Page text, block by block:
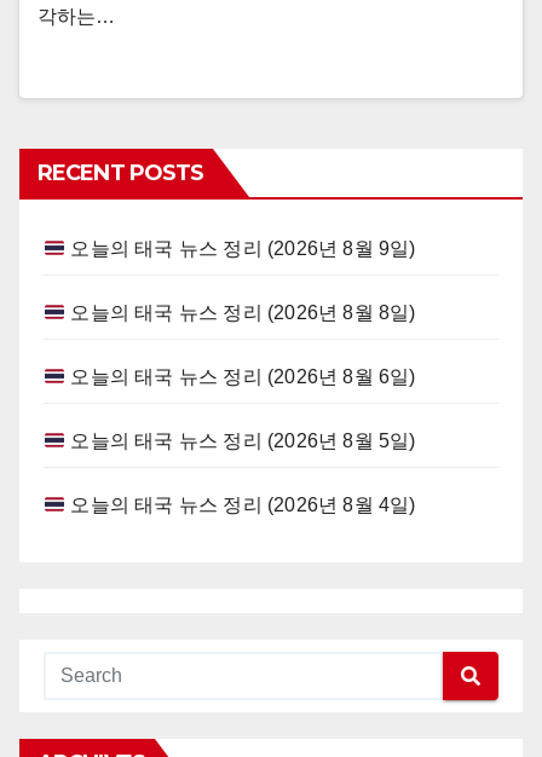
각하는…
RECENT POSTS
오늘의 태국 뉴스 정리 (2026년 8월 9일)
오늘의 태국 뉴스 정리 (2026년 8월 8일)
오늘의 태국 뉴스 정리 (2026년 8월 6일)
오늘의 태국 뉴스 정리 (2026년 8월 5일)
오늘의 태국 뉴스 정리 (2026년 8월 4일)